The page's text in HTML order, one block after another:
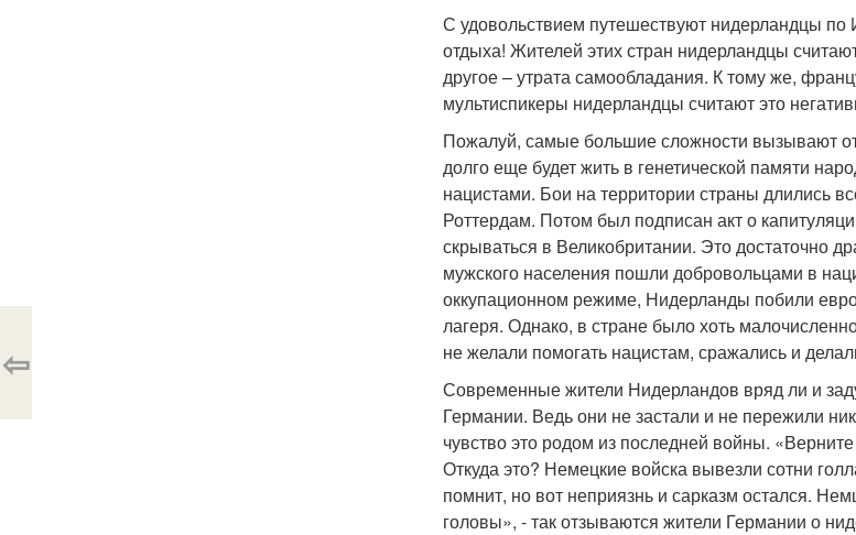
С удовольствием путешествуют нидерландцы по
отдыха! Жителей этих стран нидерландцы
другое – утрата самообладания. К тому же,
мультиспикеры нидерландцы считают это
Пожалуй, самые большие сложности вызывают
долго еще будет жить в генетической памяти
нацистами. Бои на территории страны длились
Роттердам. Потом был подписан акт о
скрываться в Великобритании. Это достаточно
мужского населения пошли добровольцами в
оккупационном режиме, Нидерланды побили
лагеря. Однако, в стране было хоть
не желали помогать нацистам, сражались и
Современные жители Нидерландов вряд ли и
Германии. Ведь они не застали и не пережили
чувство это родом из последней войны.
Откуда это? Немецкие войска вывезли сотни
помнит, но вот неприязнь и сарказм остался.
головы», - так отзываются жители Германии о
⇦